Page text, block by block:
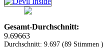
Gesamt-Durchschnitt:
9.69663
Durchschnitt: 9.697 (89 Stimmen )